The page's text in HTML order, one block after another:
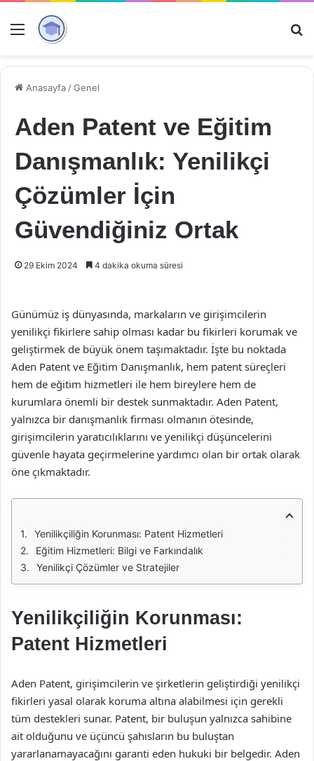
Menü
Anasayfa /Genel
Aden Patent ve Eğitim
Danışmanlık: Yenilikçi
Çözümler İçin
Güvendiğiniz Ortak
29 Ekim 2024 4 dakika okuma süresi
Günümüz iş dünyasında, markaların ve girişimcilerin
yenilikçi fikirlere sahip olması kadar bu fikirleri korumak ve
geliştirmek de büyük önem taşımaktadır. İşte bu noktada
Aden Patent ve Eğitim Danışmanlık, hem patent süreçleri
hem de eğitim hizmetleri ile hem bireylere hem de
kurumlara önemli bir destek sunmaktadır. Aden Patent,
yalnızca bir danışmanlık firması olmanın ötesinde,
girişimcilerin yaratıcılıklarını ve yenilikçi düşüncelerini
güvenle hayata geçirmelerine yardımcı olan bir ortak olarak
öne çıkmaktadır.
Yenilikçiliğin Korunması: Patent Hizmetleri
Eğitim Hizmetleri: Bilgi ve Farkındalık
Yenilikçi Çözümler ve Stratejiler
Yenilikçiliğin Korunması:
Patent Hizmetleri
Aden Patent, girişimcilerin ve şirketlerin geliştirdiği yenilikçi
fikirleri yasal olarak koruma altına alabilmesi için gerekli
tüm destekleri sunar. Patent, bir buluşun yalnızca sahibine
ait olduğunu ve üçüncü şahısların bu buluştan
yararlanamayacağını garanti eden hukuki bir belgedir. Aden